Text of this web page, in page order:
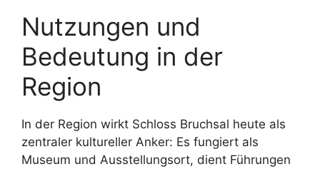
Nutzungen und
Bedeutung in der
Region
In der Region wirkt Schloss Bruchsal heute als
zentraler kultureller Anker: Es fungiert als
Museum und Ausstellungsort, dient Führungen